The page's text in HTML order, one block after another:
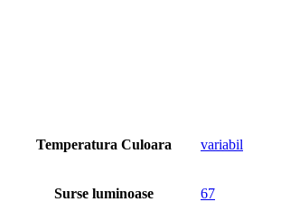
Temperatura Culoara variabil
Surse luminoase 67